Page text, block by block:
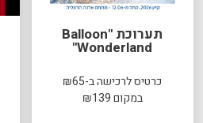
תערוכת "Balloon
Wonderland"
כרטיס לרכישה ב-₪65
במקום ₪139